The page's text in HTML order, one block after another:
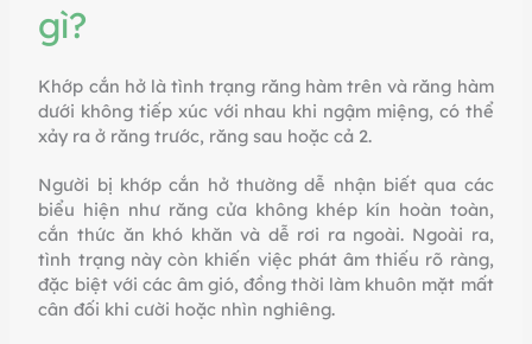
gì?
Khớp cắn hở là tình trạng răng hàm trên và răng hàm
dưới không tiếp xúc với nhau khi ngậm miệng, có thể
xảy ra ở răng trước, răng sau hoặc cả 2.
Người bị khớp cắn hở thường dễ nhận biết qua các
biểu hiện như răng cửa không khép kín hoàn toàn,
cắn thức ăn khó khăn và dễ rơi ra ngoài. Ngoài ra,
tình trạng này còn khiến việc phát âm thiếu rõ ràng,
đặc biệt với các âm gió, đồng thời làm khuôn mặt mất
cân đối khi cười hoặc nhìn nghiêng.